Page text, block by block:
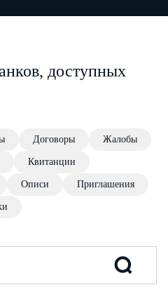
доступных
Договоры Жалобы
Квитанции
Описи Приглашения